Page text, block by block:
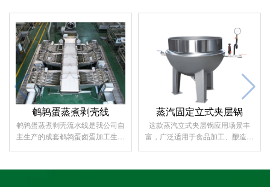
鹌鹑蛋蒸煮剥壳线
鹌鹑蛋蒸煮剥壳流水线是我公司自
主生产的成套鹌鹑蛋卤蛋加工生产
求改造而成的。蒸煮卤制生产线是
蒸汽固定立式夹层锅
这款蒸汽立式夹层锅应用场景丰
富，广泛适用于食品加工、酿造、
理；同时也适用于各类食堂，满足